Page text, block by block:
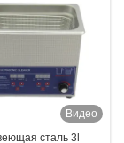
Видео
сталь 3l